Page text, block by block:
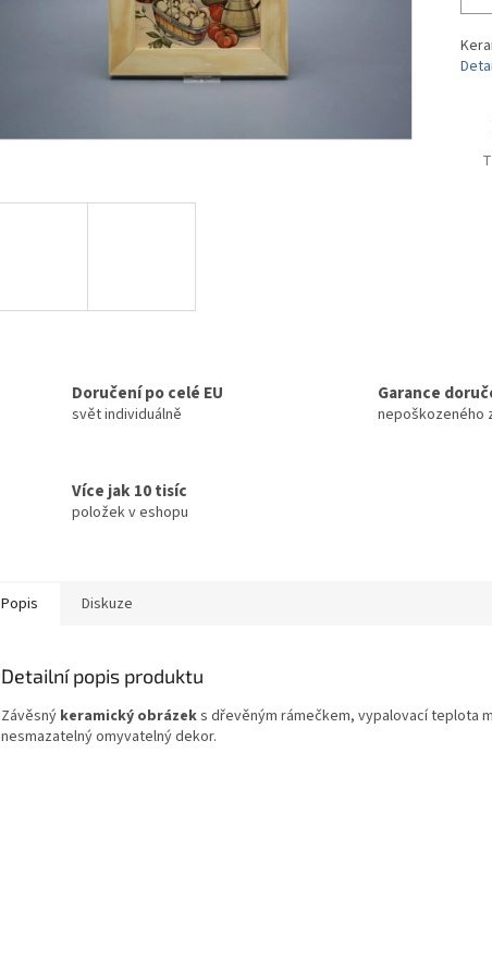
Doručení po celé EU
svět individuálně
Garance
nepoškozeného
Více jak 10 tisíc
položek v eshopu
Popis Diskuze
Detailní popis produktu
Závěsný keramický obrázeks dřevěným rámečkem, vypalovací teplota
nesmazatelný omyvatelný dekor.